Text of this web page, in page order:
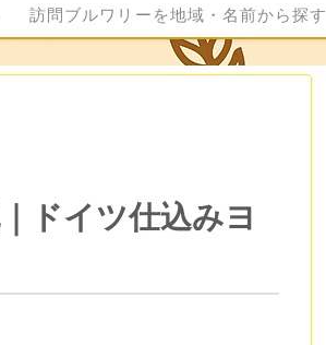
訪問ブルワリーを地域・名前から探す
ドイツ仕込みヨ